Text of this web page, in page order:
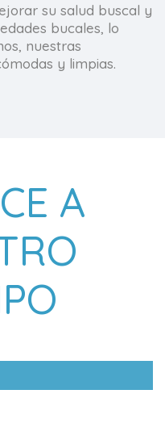
su salud buscal y
bucales, lo
nuestras
y limpias.
A